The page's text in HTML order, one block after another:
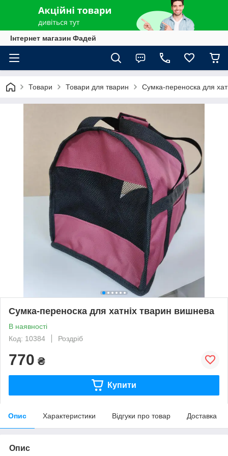
Інтернет магазин Фадей
Товари Товари для тварин Сумка-переноска для
Сумка-переноска для хатніх тварин вишнева
В наявності
Код: 10384
Роздріб
770 ₴
Купити
Опис Характеристики Відгуки про товар Доставка
Опис